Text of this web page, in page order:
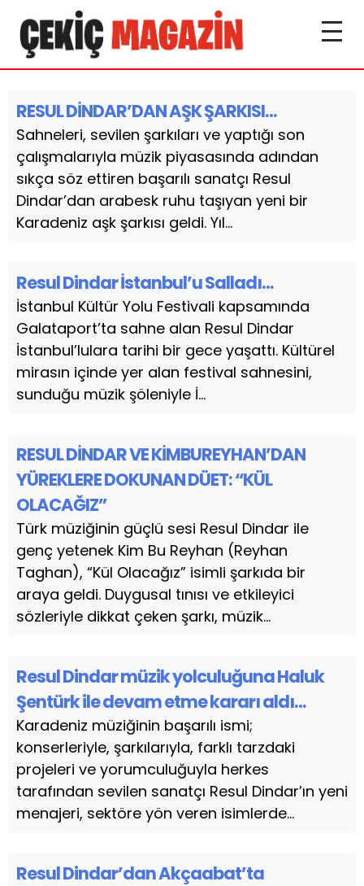
RESUL DİNDAR’DAN AŞK ŞARKISI…
Sahneleri, sevilen şarkıları ve yaptığı son
çalışmalarıyla müzik piyasasında adından
sıkça söz ettiren başarılı sanatçı Resul
Dindar’dan arabesk ruhu taşıyan yeni bir
Karadeniz aşk şarkısı geldi. Yıl...
Resul Dindar İstanbul’u Salladı…
İstanbul Kültür Yolu Festivali kapsamında
Galataport’ta sahne alan Resul Dindar
İstanbul’lulara tarihi bir gece yaşattı. Kültürel
mirasın içinde yer alan festival sahnesini,
sunduğu müzik şöleniyle İ...
RESUL DİNDAR VE KİMBUREYHAN’DAN
YÜREKLERE DOKUNAN DÜET: “KÜL
OLACAĞIZ”
Türk müziğinin güçlü sesi Resul Dindar ile
genç yetenek Kim Bu Reyhan (Reyhan
Taghan), “Kül Olacağız” isimli şarkıda bir
araya geldi. Duygusal tınısı ve etkileyici
sözleriyle dikkat çeken şarkı, müzik...
Resul Dindar müzik yolculuğuna Haluk
Şentürk ile devam etme kararı aldı…
Karadeniz müziğinin başarılı ismi;
konserleriyle, şarkılarıyla, farklı tarzdaki
projeleri ve yorumculuğuyla herkes
tarafından sevilen sanatçı Resul Dindar’ın yeni
menajeri, sektöre yön veren isimlerde...
Resul Dindar’dan Akçaabat’ta